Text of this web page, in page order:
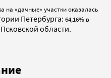
на «дачные» участки оказалась
Петербурга: 64,16% в
области.